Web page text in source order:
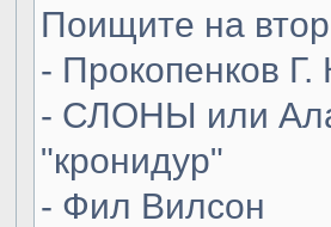
Поищите на
- Прокопенков Г.
- СЛОНЫ или
"кронидур"
- Фил Вилсон